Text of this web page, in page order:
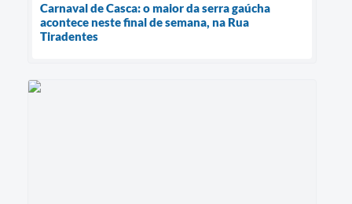
Carnaval de Casca: o maior da serra gaúcha
acontece neste final de semana, na Rua
Tiradentes